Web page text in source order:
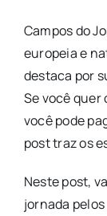
Campos do
europeia e
destaca por
Se você quer
você pode
post traz os
Neste post,
jornada